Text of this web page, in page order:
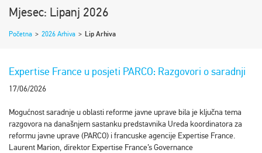
Mjesec: Lipanj 2026
Početna > 2026 Arhiva > Lip Arhiva
Expertise France u posjeti PARCO: Razgovori o saradnji
17/06/2026
Mogućnost saradnje u oblasti reforme javne uprave bila je ključna tema
razgovora na današnjem sastanku predstavnika Ureda koordinatora za
reformu javne uprave (PARCO) i francuske agencije Expertise France.
Laurent Marion, direktor Expertise France’s Governance